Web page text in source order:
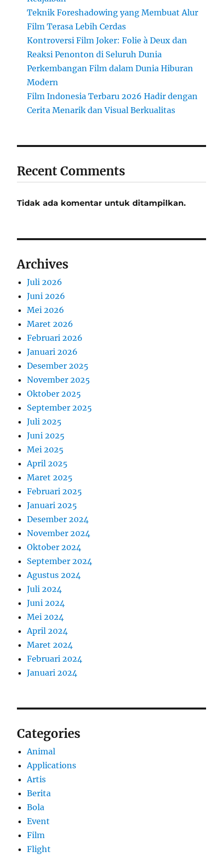
Teknik Foreshadowing yang Membuat Alur
Film Terasa Lebih Cerdas
Kontroversi Film Joker: Folie à Deux dan
Reaksi Penonton di Seluruh Dunia
Perkembangan Film dalam Dunia Hiburan
Modern
Film Indonesia Terbaru 2026 Hadir dengan
Cerita Menarik dan Visual Berkualitas
Recent Comments
Tidak ada komentar untuk ditampilkan.
Archives
Juli 2026
Juni 2026
Mei 2026
Maret 2026
Februari 2026
Januari 2026
Desember 2025
November 2025
Oktober 2025
September 2025
Juli 2025
Juni 2025
Mei 2025
April 2025
Maret 2025
Februari 2025
Januari 2025
Desember 2024
November 2024
Oktober 2024
September 2024
Agustus 2024
Juli 2024
Juni 2024
Mei 2024
April 2024
Maret 2024
Februari 2024
Januari 2024
Categories
Animal
Applications
Artis
Berita
Bola
Event
Film
Flight